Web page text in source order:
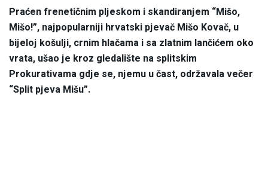
Praćen frenetičnim pljeskom i skandiranjem “Mišo,
Mišo!”, najpopularniji hrvatski pjevač Mišo Kovač, u
bijeloj košulji, crnim hlačama i sa zlatnim lančićem oko
vrata, ušao je kroz gledalište na splitskim
Prokurativama gdje se, njemu u čast, održavala večer
“Split pjeva Mišu”.